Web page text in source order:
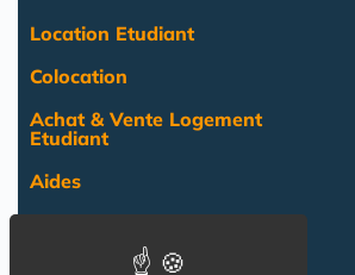
Location Etudiant
Colocation
Achat & Vente Logement
Etudiant
Aides